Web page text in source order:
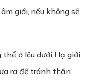
giới, nếu không sẽ
ở lâu dưới Hạ giới
ra để tránh thần